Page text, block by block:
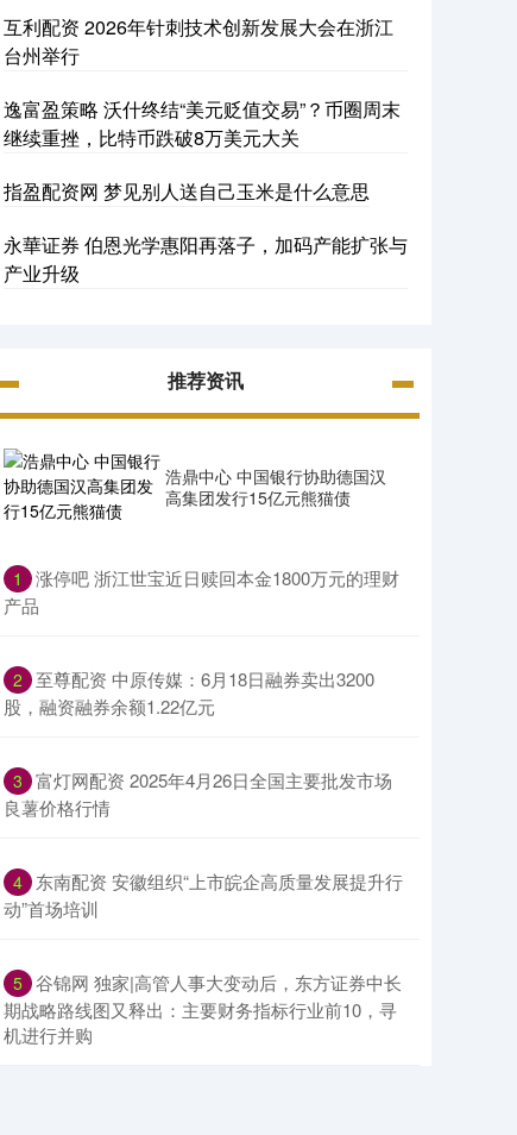
互利配资 2026年针刺技术创新发展大会在浙江
台州举行
逸富盈策略 沃什终结“美元贬值交易”？币圈周末
继续重挫，比特币跌破8万美元大关
指盈配资网 梦见别人送自己玉米是什么意思
永華证券 伯恩光学惠阳再落子，加码产能扩张与
产业升级
推荐资讯
浩鼎中心 中国银行协助德国汉
高集团发行15亿元熊猫债
1
​涨停吧 浙江世宝近日赎回本金1800万元的理财
产品
2 ​至尊配资 中原传媒：6月18日融券卖出3200
股，融资融券余额1.22亿元
3 ​富灯网配资 2025年4月26日全国主要批发市场
良薯价格行情
4 ​东南配资 安徽组织“上市皖企高质量发展提升行
动”首场培训
5 ​谷锦网 独家|高管人事大变动后，东方证券中长
期战略路线图又释出：主要财务指标行业前10，寻
机进行并购